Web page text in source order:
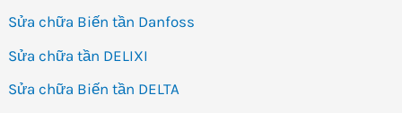
Sửa chữa Biến tần Danfoss
Sửa chữa tần DELIXI
Sửa chữa Biến tần DELTA